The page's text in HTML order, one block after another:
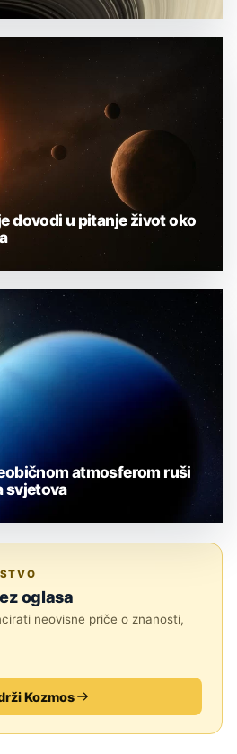
dovodi u pitanje život oko
atmosferom ruši
svjetova
oglasa
neovisne priče o znanosti,
Kozmos